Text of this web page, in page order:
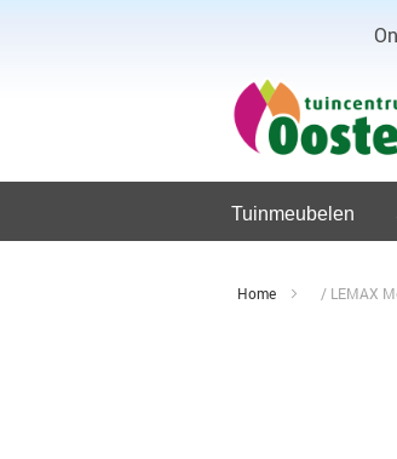
Tuinmeubelen
Home LEMAX